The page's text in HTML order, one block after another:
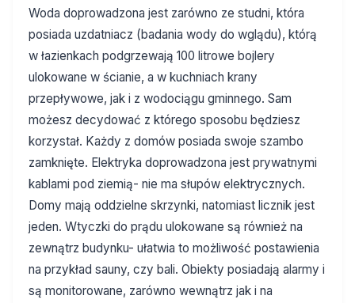
Woda doprowadzona jest zarówno ze studni, która
posiada uzdatniacz (badania wody do wglądu), którą
w łazienkach podgrzewają 100 litrowe bojlery
ulokowane w ścianie, a w kuchniach krany
przepływowe, jak i z wodociągu gminnego. Sam
możesz decydować z którego sposobu będziesz
korzystał. Każdy z domów posiada swoje szambo
zamknięte. Elektryka doprowadzona jest prywatnymi
kablami pod ziemią- nie ma słupów elektrycznych.
Domy mają oddzielne skrzynki, natomiast licznik jest
jeden. Wtyczki do prądu ulokowane są również na
zewnątrz budynku- ułatwia to możliwość postawienia
na przykład sauny, czy bali. Obiekty posiadają alarmy i
są monitorowane, zarówno wewnątrz jak i na